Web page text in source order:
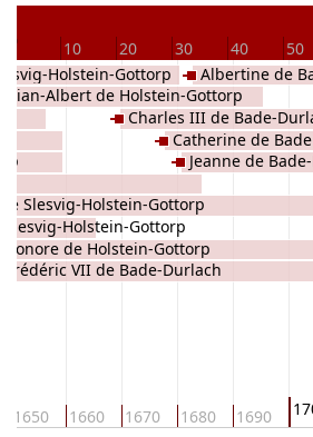
0 10 20 30 40 50
1650 1660 1670 1680 1690
Holstein-Gottorp
Slesvig-Holstein-Gottorp
Holstein-Gottorp
de Holstein-Gottorp
Albert de Holstein-Gottorp
Frédéric VII de Bade-Durlach
Charles III de Bade-
Catherine de Bade
Jeanne de
Albertine de